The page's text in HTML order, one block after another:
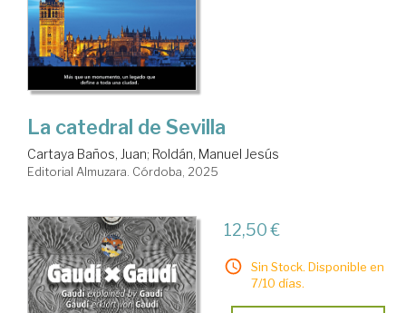
La catedral de Sevilla
Cartaya Baños, Juan; Roldán, Manuel Jesús
Editorial Almuzara. Córdoba, 2025
12,50 €
Sin Stock. Disponible en
7/10 días.